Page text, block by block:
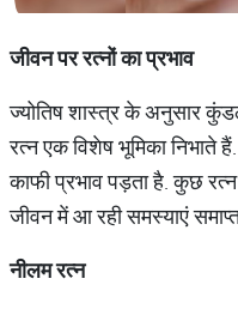
जीवन पर रत्नों का प्रभाव
ज्योतिष शास्त्र के अनुसार
रत्न एक विशेष भूमिका निभाते
काफी प्रभाव पड़ता है. कुछ
जीवन में आ रही समस्याएं
नीलम रत्न